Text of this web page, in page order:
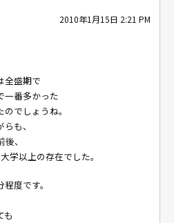
2010年1月15日 2:21 PM
全盛期で
一番多かった
でしょうね。
も、
、
学以上の存在でした。
度です。
も